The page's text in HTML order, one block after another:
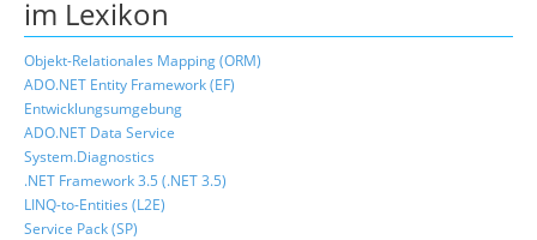
im Lexikon
Objekt-Relationales Mapping (ORM)
ADO.NET Entity Framework (EF)
Entwicklungsumgebung
ADO.NET Data Service
System.Diagnostics
.NET Framework 3.5 (.NET 3.5)
LINQ-to-Entities (L2E)
Service Pack (SP)